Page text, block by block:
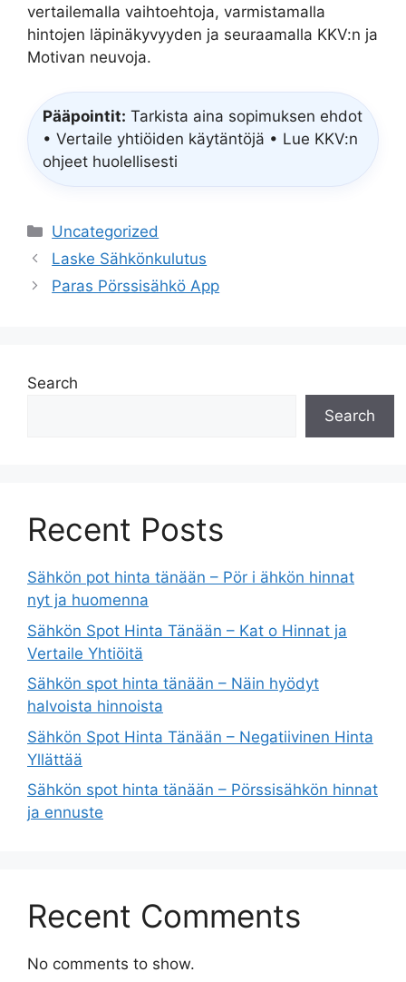
vertailemalla vaihtoehtoja, varmistamalla
hintojen läpinäkyvyyden ja seuraamalla KKV:n ja
Motivan neuvoja.
Pääpointit: Tarkista aina sopimuksen ehdot
• Vertaile yhtiöiden käytäntöjä • Lue KKV:n
ohjeet huolellisesti
Categories
Uncategorized
Laske Sähkönkulutus
Paras Pörssisähkö App
Search
Search
Recent Posts
Sähkön pot hinta tänään – Pör i ähkön hinnat
nyt ja huomenna
Sähkön Spot Hinta Tänään – Kat o Hinnat ja
Vertaile Yhtiöitä
Sähkön spot hinta tänään – Näin hyödyt
halvoista hinnoista
Sähkön Spot Hinta Tänään – Negatiivinen Hinta
Yllättää
Sähkön spot hinta tänään – Pörssisähkön hinnat
ja ennuste
Recent Comments
No comments to show.